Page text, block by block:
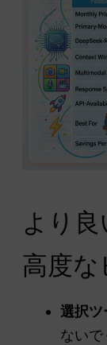
より
高度な
選択ツ
ないで